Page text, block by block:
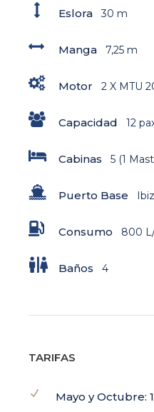
Eslora 30 m
Manga 7,25 m
Motor 2 X MTU
Capacidad 12
Cabinas 5 (1
Puerto Base
Consumo 800
Baños 4
TARIFAS
Mayo y Octubre: